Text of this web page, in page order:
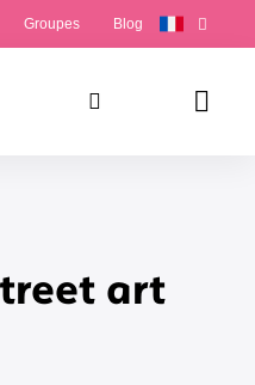
Groupes Blog
RechercherPanier
art